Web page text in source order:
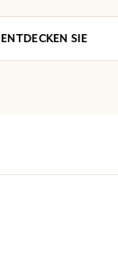
ENTDECKEN SIE